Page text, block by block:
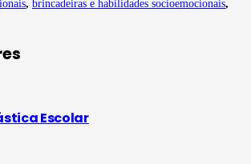
, brincadeiras e habilidades socioemocionais,
Escolar